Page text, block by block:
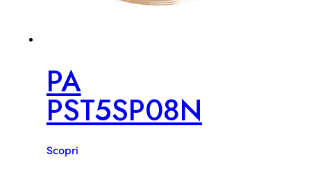
PA
PST5SP08N
Scopri